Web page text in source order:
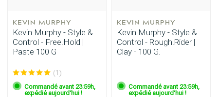
KEVIN MURPHY
Kevin Murphy - Style &
Control - Free.Hold |
Paste 100 G
(1)
Commandé avant 23:59h,
expédié aujourd'hui !
KEVIN MURPHY
Kevin Murphy - Style &
Control - Rough.Rider |
Clay - 100 G.
Commandé avant 23:59h,
expédié aujourd'hui !